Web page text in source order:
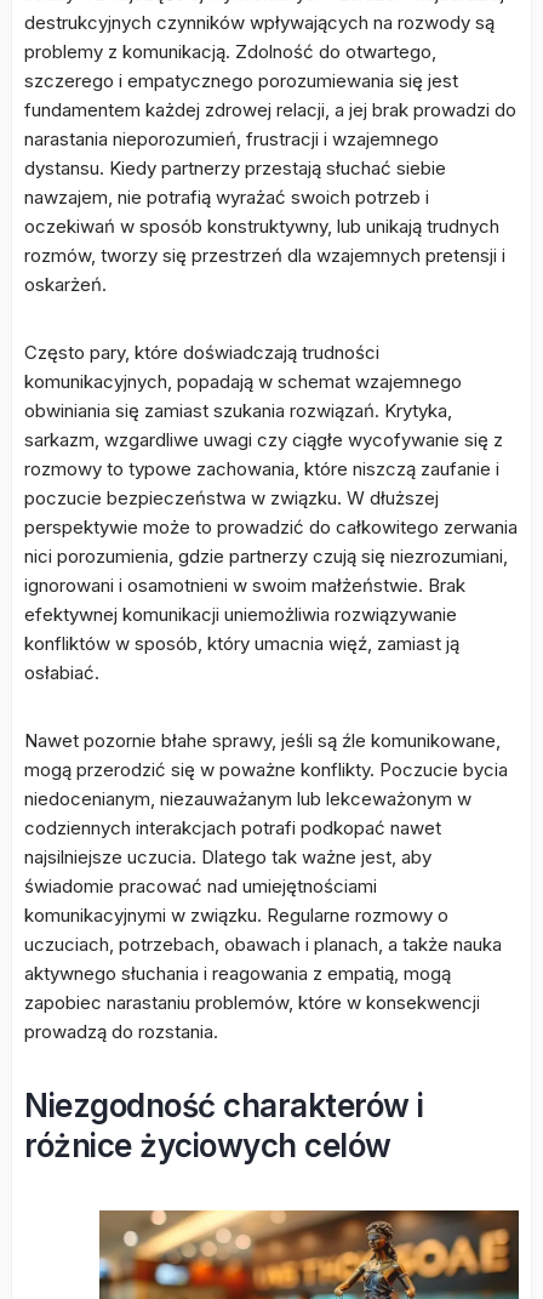
destrukcyjnych czynników wpływających na rozwody są
problemy z komunikacją. Zdolność do otwartego,
szczerego i empatycznego porozumiewania się jest
fundamentem każdej zdrowej relacji, a jej brak prowadzi do
narastania nieporozumień, frustracji i wzajemnego
dystansu. Kiedy partnerzy przestają słuchać siebie
nawzajem, nie potrafią wyrażać swoich potrzeb i
oczekiwań w sposób konstruktywny, lub unikają trudnych
rozmów, tworzy się przestrzeń dla wzajemnych pretensji i
oskarżeń.
Często pary, które doświadczają trudności
komunikacyjnych, popadają w schemat wzajemnego
obwiniania się zamiast szukania rozwiązań. Krytyka,
sarkazm, wzgardliwe uwagi czy ciągłe wycofywanie się z
rozmowy to typowe zachowania, które niszczą zaufanie i
poczucie bezpieczeństwa w związku. W dłuższej
perspektywie może to prowadzić do całkowitego zerwania
nici porozumienia, gdzie partnerzy czują się niezrozumiani,
ignorowani i osamotnieni w swoim małżeństwie. Brak
efektywnej komunikacji uniemożliwia rozwiązywanie
konfliktów w sposób, który umacnia więź, zamiast ją
osłabiać.
Nawet pozornie błahe sprawy, jeśli są źle komunikowane,
mogą przerodzić się w poważne konflikty. Poczucie bycia
niedocenianym, niezauważanym lub lekceważonym w
codziennych interakcjach potrafi podkopać nawet
najsilniejsze uczucia. Dlatego tak ważne jest, aby
świadomie pracować nad umiejętnościami
komunikacyjnymi w związku. Regularne rozmowy o
uczuciach, potrzebach, obawach i planach, a także nauka
aktywnego słuchania i reagowania z empatią, mogą
zapobiec narastaniu problemów, które w konsekwencji
prowadzą do rozstania.
Niezgodność charakterów i
różnice życiowych celów